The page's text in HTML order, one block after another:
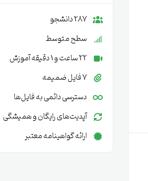
287 دانشجو
سطح متوسط
22 ساعت و 1 دقیقه آموزش
7 فایل ضمیمه
دسترسی دائمی به فایل‌ها
آپدیت‌های رایگان و همیشگی
ارائه گواهینامه معتبر